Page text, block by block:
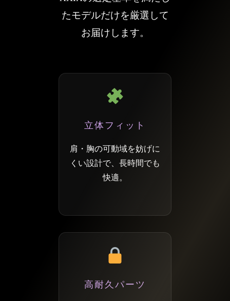
たモデルだけを厳選して
お届けします。
立体フィット
肩・胸の可動域を妨げに
くい設計で、長時間でも
快適。
高耐久パーツ